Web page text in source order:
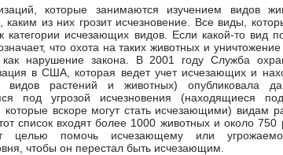
которые занимаются изучением видов
каким из них грозит исчезновение. Все виды,
категории исчезающих видов. Если какой-то вид
что охота на таких животных и
как нарушение закона. В 2001 году Служба
в США, которая ведет учет исчезающих и
видов растений и животных) опубликовала
под угрозой исчезновения (находящиеся под
которые вскоре могут стать исчезающими) видам
список входят более 1000 животных и около 750
целью помочь исчезающему или
чтобы он перестал быть исчезающим.